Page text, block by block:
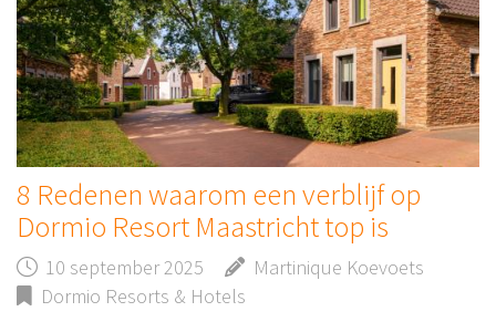
8 Redenen waarom een verblijf op
Dormio Resort Maastricht top is
10 september 2025
Martinique Koevoets
Dormio Resorts & Hotels